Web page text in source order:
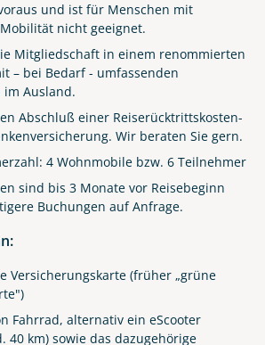
area in Barcelona,
Fountain with statues
traditional Spanish
at main central
of old town. Summer
with blue sky and
und ist für Menschen mit
nicht geeignet.
Mitgliedschaft in einem renommierten
– bei Bedarf - umfassenden
Ausland.
Abschluß einer Reiserücktrittskosten-
Wir beraten Sie gern.
4 Wohnmobile bzw. 6 Teilnehmer
sind bis 3 Monate vor Reisebeginn
Buchungen auf Anfrage.
Versicherungskarte (früher „grüne
Fahrrad, alternativ ein eScooter
40 km) sowie das dazugehörige